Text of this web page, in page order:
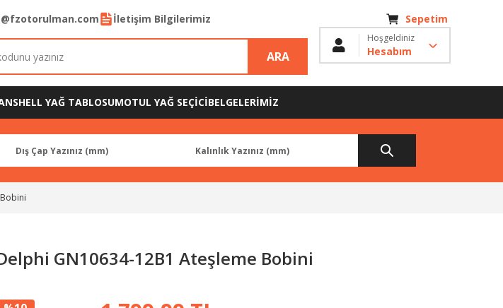
İletişim Bilgilerimiz
ARA
Sepetim
Hoşgeldiniz
Hesabım
SHELL YAĞ TABLOSUMOTUL YAĞ SEÇİCİBELGELERİMİZ
GN10634-12B1 Ateşleme Bobini